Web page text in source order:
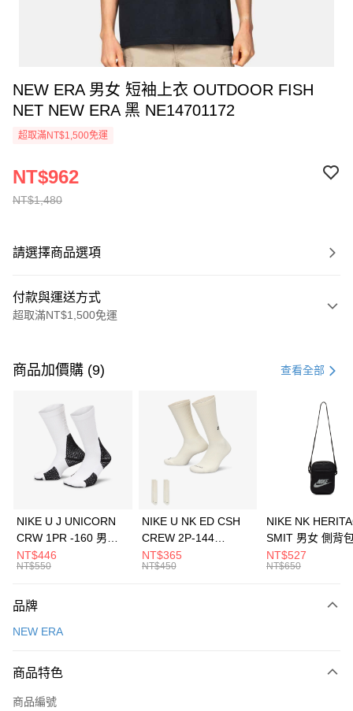
NEW ERA 男女 短袖上衣 OUTDOOR FISH
NET NEW ERA 黑 NE14701172
超取滿NT$1,500免運
NT$1,480
NT$962
請選擇商品選項
付款與運送方式
超取滿NT$1,500免運
信用卡一次付款
3 期 0 利率 每期 21家銀行
合作金庫商業銀行
第一商業銀行
華南商業銀行
彰化商業銀行
上海商業儲蓄銀行
元大商業銀行
台灣樂天信用卡公司
Apple Pay
全盈+PAY
AFTEE先享後付
【關於「AFTEE先享後付」】
便利好安心！
３．安心：先確認商品／服務後，再付款。
【「AFTEE先享後付」結帳流程】
運送方式
每筆NT$100，滿NT$1,500(含以上)免運費
宅配
商品加價購 (9) 查看全部
NIKE U J UNICORN
CRW 1PR -160 男女
中統襪 FZ3393100
NT$446
NT$550
NIKE U NK ED CSH
CREW 2P-144
EMBRDY 男女 短統襪
FZ3073133
NT$365
NT$450
NIKE NK
SMIT 男女 側背
BA5871010
NT$527
NT$650
品牌
NEW ERA
商品特色
商品編號